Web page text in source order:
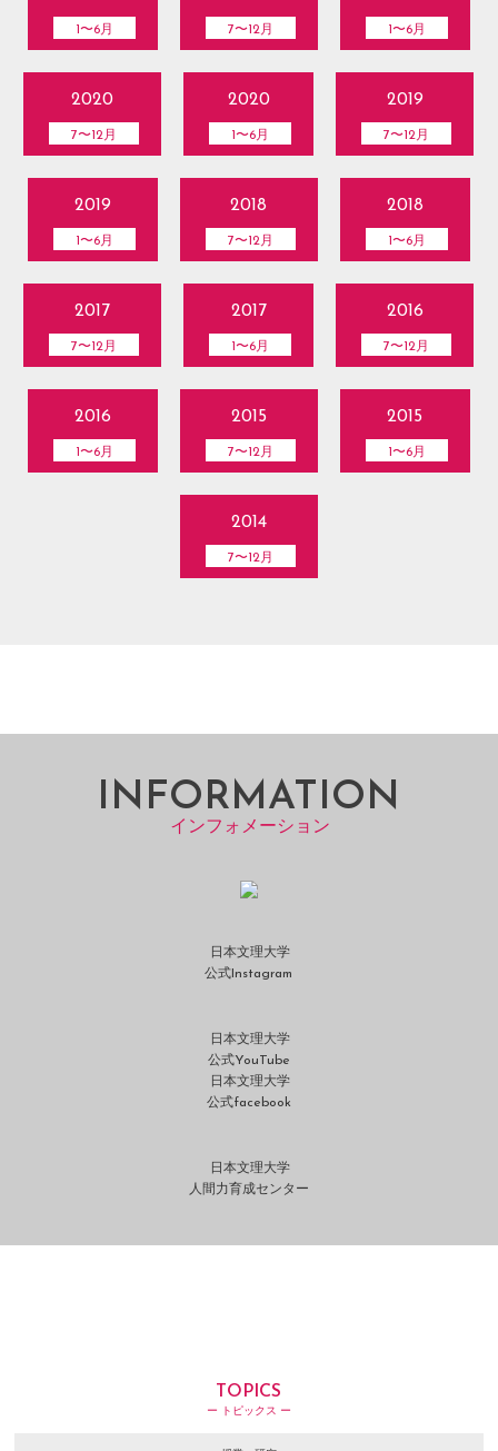
1〜6月 7〜12月 1〜6月
2020
7〜12月
2020
1〜6月
2019
7〜12月
2019
1〜6月
2018
7〜12月
2018
1〜6月
2017
7〜12月
2017
1〜6月
2016
7〜12月
2016
1〜6月
2015
7〜12月
2015
1〜6月
2014
7〜12月
INFORMATION
インフォメーション
日本文理大学
公式Instagram
日本文理大学
公式YouTube
日本文理大学
公式facebook
日本文理大学
人間力育成センター
TOPICS
ー トピックス ー